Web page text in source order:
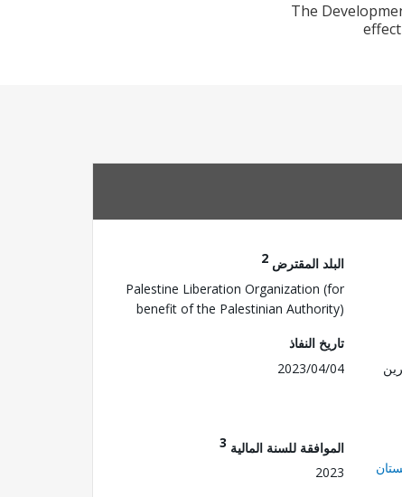
The
البلد المقترض 2
Palestine Liberation Organization (for
benefit of the Palestinian Authority)
تاريخ النفاذ
2023/04/04
الموافقة للسنة المالية 3
2023